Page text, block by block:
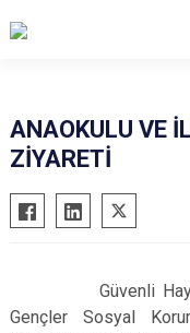
ANAOKULU VE
ZİYARETİ
Güvenli
Gençler Sosyal